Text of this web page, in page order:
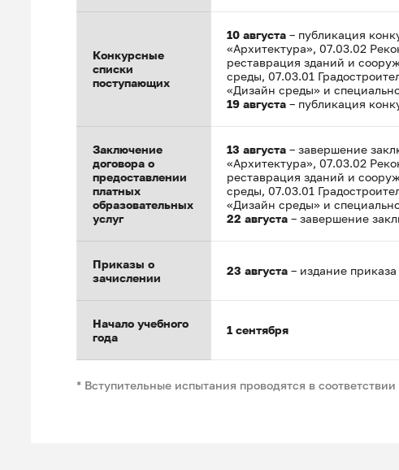
Конкурсные
списки
поступающих
10 августа – публикация
«Архитектура», 07.03.02
реставрация зданий и
среды, 07.03.01
«Дизайн среды» и
19 августа – публикация
Заключение
договора о
предоставлении
платных
образовательных
услуг
13 августа – завершение
«Архитектура», 07.03.02
реставрация зданий и
среды, 07.03.01
«Дизайн среды» и
22 августа – завершение
Приказы о
зачислении
23 августа – издание
Начало учебного
года
1 сентября
* Вступительные испытания проводятся в